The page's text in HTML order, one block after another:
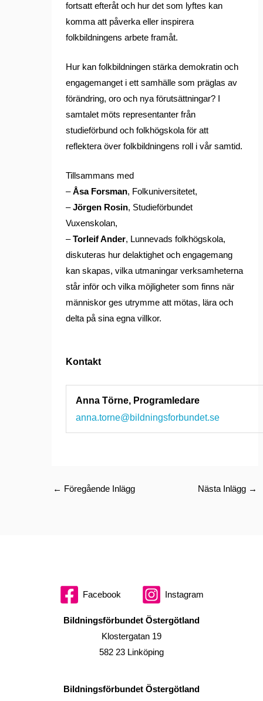
fortsatt efteråt och hur det som lyftes kan
komma att påverka eller inspirera
folkbildningens arbete framåt.
Hur kan folkbildningen stärka demokratin och
engagemanget i ett samhälle som präglas av
förändring, oro och nya förutsättningar? I
samtalet möts representanter från
studieförbund och folkhögskola för att
reflektera över folkbildningens roll i vår samtid.
Tillsammans med
–Åsa Forsman, Folkuniversitetet,
–Jörgen Rosin, Studieförbundet
Vuxenskolan,
–Torleif Ander, Lunnevads folkhögskola,
diskuteras hur delaktighet och engagemang
kan skapas, vilka utmaningar verksamheterna
står inför och vilka möjligheter som finns när
människor ges utrymme att mötas, lära och
delta på sina egna villkor.
Kontakt
Anna Törne, Programledare
anna.torne@bildningsforbundet.se
← Föregående Inlägg Nästa Inlägg →
Facebook Instagram
Bildningsförbundet Östergötland
Klostergatan 19
582 23 Linköping
Bildningsförbundet Östergötland